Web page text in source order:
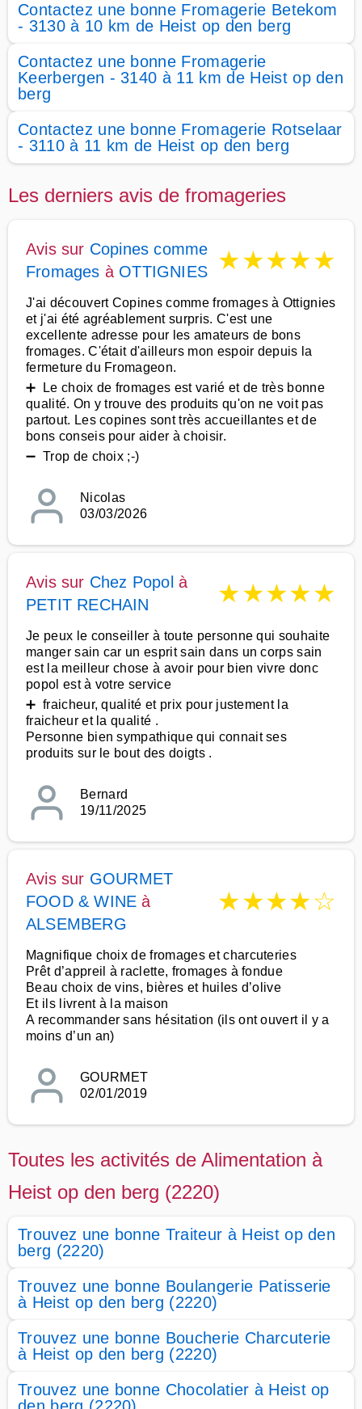
Contactez une bonne Fromagerie Betekom
- 3130 à 10 km de Heist op den berg
Contactez une bonne Fromagerie
Keerbergen - 3140 à 11 km de Heist op den
berg
Contactez une bonne Fromagerie Rotselaar
- 3110 à 11 km de Heist op den berg
Les derniers avis de fromageries
Avis sur Copines comme
Fromages à OTTIGNIES ★★★★★
J'ai découvert Copines comme fromages à Ottignies
et j'ai été agréablement surpris. C'est une
excellente adresse pour les amateurs de bons
fromages. C'était d'ailleurs mon espoir depuis la
fermeture du Fromageon.
➕ Le choix de fromages est varié et de très bonne
qualité. On y trouve des produits qu'on ne voit pas
partout. Les copines sont très accueillantes et de
bons conseis pour aider à choisir.
➖ Trop de choix ;-)
Nicolas
03/03/2026
Avis sur Chez Popol à
PETIT RECHAIN
★★★★★
Je peux le conseiller à toute personne qui souhaite
manger sain car un esprit sain dans un corps sain
est la meilleur chose à avoir pour bien vivre donc
popol est à votre service
➕ fraicheur, qualité et prix pour justement la
fraicheur et la qualité .
Personne bien sympathique qui connait ses
produits sur le bout des doigts .
Bernard
19/11/2025
Avis sur GOURMET
FOOD & WINEà
ALSEMBERG
★★★★☆
Magnifique choix de fromages et charcuteries
Prêt d’appreil à raclette, fromages à fondue
Beau choix de vins, bières et huiles d’olive
Et ils livrent à la maison
A recommander sans hésitation (ils ont ouvert il y a
moins d’un an)
GOURMET
02/01/2019
Toutes les activités de Alimentation à
Heist op den berg (2220)
Trouvez une bonne Traiteur à Heist op den
berg (2220)
Trouvez une bonne Boulangerie Patisserie
à Heist op den berg (2220)
Trouvez une bonne Boucherie Charcuterie
à Heist op den berg (2220)
Trouvez une bonne Chocolatier à Heist op